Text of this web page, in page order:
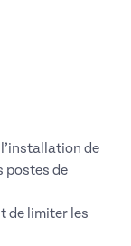
de
postes de
de limiter les